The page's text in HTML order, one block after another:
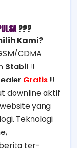
???
Kami?
CDMA
Stabil !!
Gratis !!
downline aktif
yang
Teknologi
ter-